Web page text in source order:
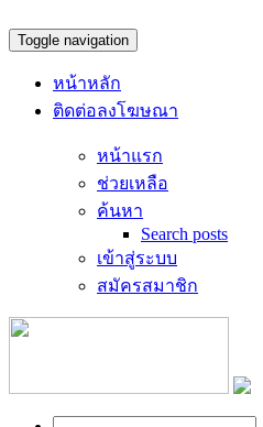
Toggle navigation
หน้าหลัก
ติดต่อลงโฆษณา
หน้าแรก
ช่วยเหลือ
ค้นหา
Search posts
เข้าสู่ระบบ
สมัครสมาชิก